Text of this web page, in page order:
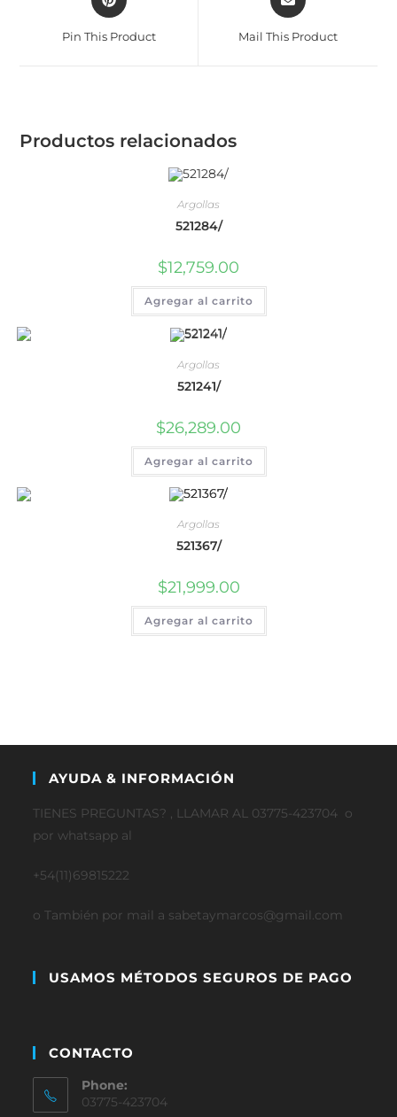
Pin This Product Mail This Product
Productos relacionados
Argollas
521284/
$12,759.00
Agregar al carrito
Argollas
521241/
$26,289.00
Agregar al carrito
Argollas
521367/
$21,999.00
Agregar al carrito
AYUDA & INFORMACIÓN
TIENES PREGUNTAS? , LLAMAR AL 03775-423704 o
por whatsapp al
+54(11)69815222
o También por mail a sabetaymarcos@gmail.com
USAMOS MÉTODOS SEGUROS DE PAGO
CONTACTO
Phone:
03775-423704